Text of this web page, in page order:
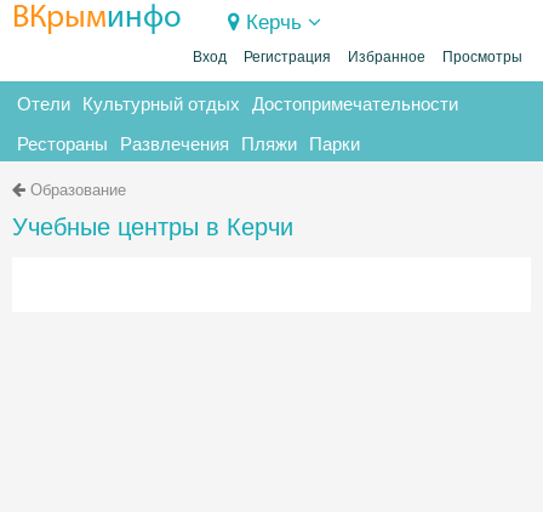
ВКрыминфо Керчь
Вход Регистрация Избранное Просмотры
Отели Культурный отдых Достопримечательности
Рестораны Развлечения Пляжи Парки
Образование
Учебные центры в Керчи